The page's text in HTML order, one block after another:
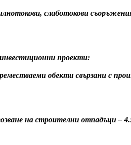
слаботокови
инвестиционни проекти:
обекти свързани с
на строителни отпадъци –